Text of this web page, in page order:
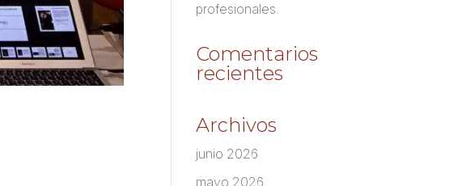
profesionales.
Comentarios
recientes
Archivos
junio 2026
mayo 2026